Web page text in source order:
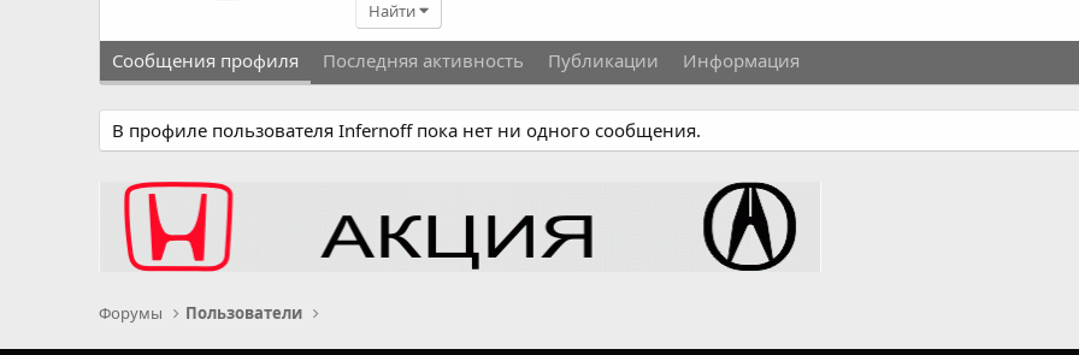
Найти
Сообщения профиля Последняя активность Публикации Информация
В профиле пользователя Infernoff пока нет ни одного сообщения.
Форумы Пользователи